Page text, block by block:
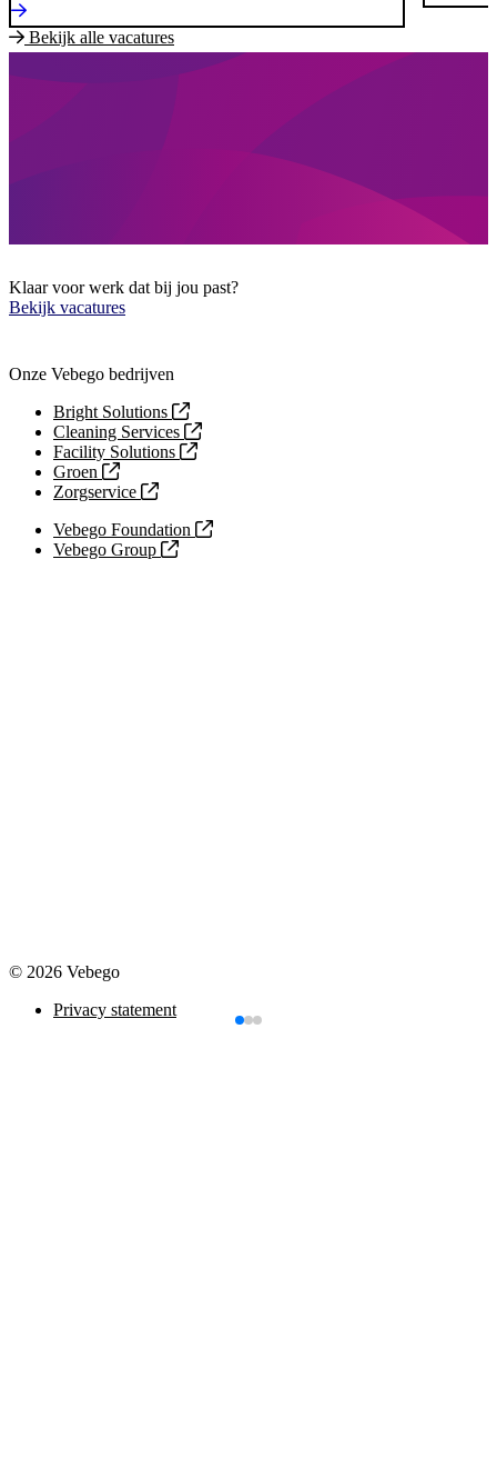
Bekijk alle vacatures
Klaar voor werk dat bij jou past?
Bekijk vacatures
Onze Vebego bedrijven
Bright Solutions
Cleaning Services
Facility Solutions
Groen
Zorgservice
Vebego Foundation
Vebego Group
© 2026 Vebego
Privacy statement